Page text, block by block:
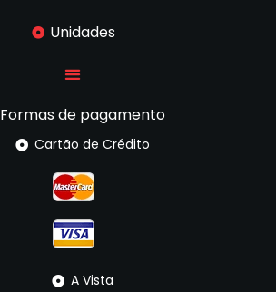
Unidades
Formas de pagamento
Cartão de Crédito
A Vista